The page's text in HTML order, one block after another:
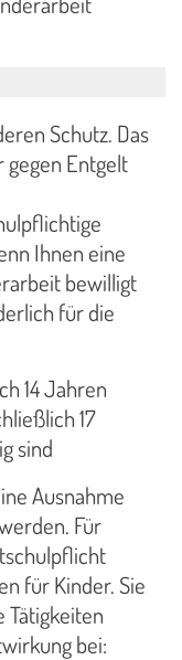
Schutz. Das
gegen Entgelt
Ihnen eine
bewilligt
für die
14 Jahren
17
sind
Ausnahme
Für
für Kinder. Sie
Tätigkeiten
bei: